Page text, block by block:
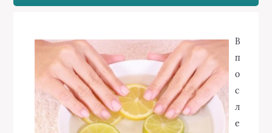
В
п
о
с
л
е